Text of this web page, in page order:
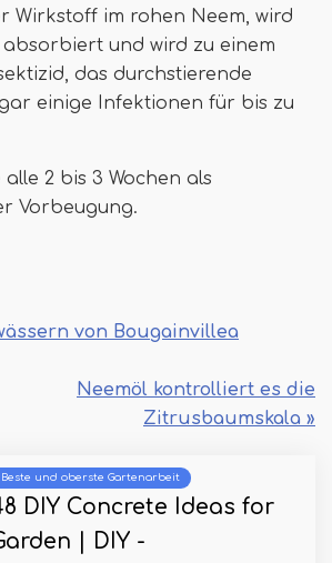
Wirkstoff im rohen Neem, wird
und wird zu einem
das durchstierende
einige Infektionen für bis zu
2 bis 3 Wochen als
Vorbeugung.
von Bougainvillea
Neemöl kontrolliert es die
Zitrusbaumskala »
Beste und oberste Gartenarbeit
DIY Concrete Ideas for
| DIY -